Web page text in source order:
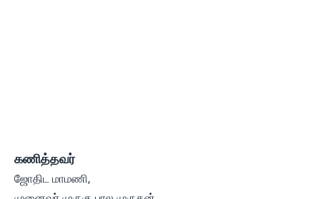
கணித்தவர்
ஜோதிட மாமணி,